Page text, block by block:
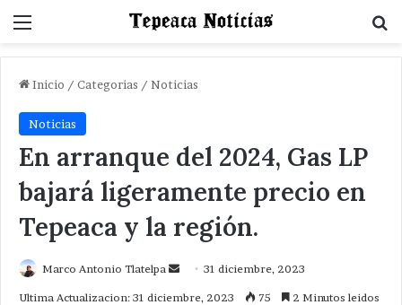
Menu
Inicio / Categorias / Noticias
Noticias
En arranque del 2024, Gas LP
bajará ligeramente precio en
Tepeaca y la región.
Marco Antonio Tlatelpa
Send31 diciembre, 2023
Ultima Actualizacion: 31 diciembre, 2023 75 2 Minutos leidos